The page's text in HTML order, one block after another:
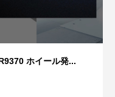
ホイール発...